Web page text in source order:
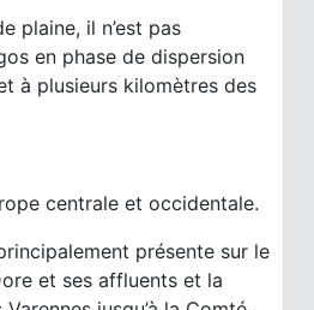
plaine, il n’est pas
en phase de dispersion
à plusieurs kilomètres des
centrale et occidentale.
présente sur le
et ses affluents et la